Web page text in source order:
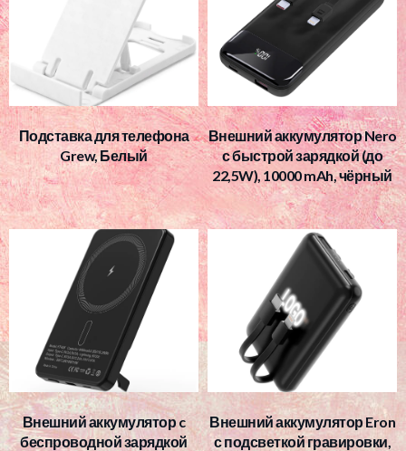
Подставка для телефона
Grew, Белый
Внешний аккумулятор Nero
с быстрой зарядкой (до
22,5W), 10000 mAh, чёрный
Внешний аккумулятор c
беспроводной зарядкой
Внешний аккумулятор Eron
с подсветкой гравировки,